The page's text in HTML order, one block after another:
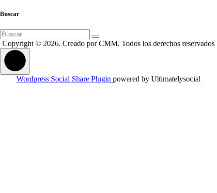
Buscar
Buscar:
Copyright © 2026. Creado por CMM. Todos los derechos reservados
Wordpress Social Share Plugin powered by Ultimatelysocial